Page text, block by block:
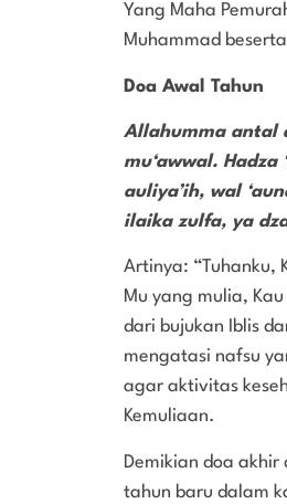
Yang Maha
Muhammad
Doa Awal Tahun
Allahumma antal
mu‘awwal.
auliya’ih, wal
ilaika zulfa, ya
Artinya: “Tuhanku,
Mu yang mulia,
dari bujukan Iblis
mengatasi nafsu
agar aktivitas
Kemuliaan.
Demikian doa
tahun baru dalam